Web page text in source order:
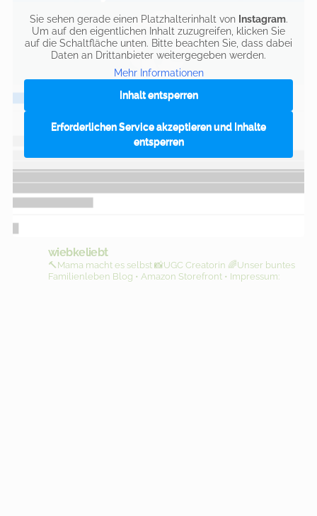
Sie sehen gerade einen Platzhalterinhalt von Instagram.
Um auf den eigentlichen Inhalt zuzugreifen, klicken Sie
auf die Schaltfläche unten. Bitte beachten Sie, dass dabei
Daten an Drittanbieter weitergegeben werden.
Mehr Informationen
Inhalt entsperren
Erforderlichen Service akzeptieren und Inhalte
entsperren
wiebkeliebt
🔨Mama macht es selbst📸UGC Creatorin 🌈Unser buntes
Familienleben Blog • Amazon Storefront • Impressum: